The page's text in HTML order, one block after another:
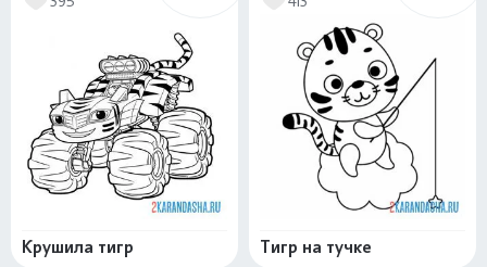
Крушила тигр Тигр на тучке